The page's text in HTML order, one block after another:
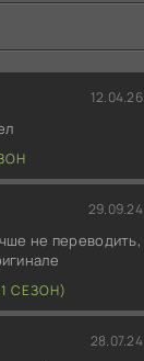
12.04.26
29.09.24
не переводить,
СЕЗОН)
28.07.24